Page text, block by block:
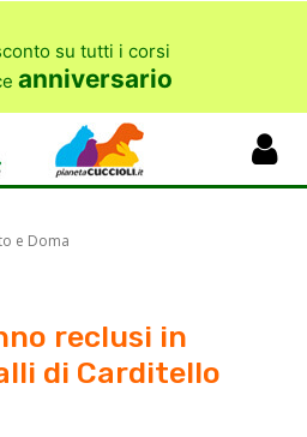
su tutti i corsi
anniversario
e Doma
reclusi in
di Carditello